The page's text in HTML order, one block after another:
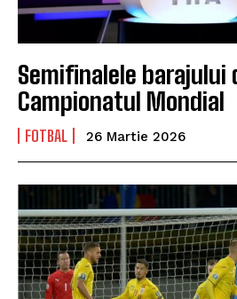
Semifinalele barajului
Campionatul Mondial
FOTBAL 26 Martie 2026